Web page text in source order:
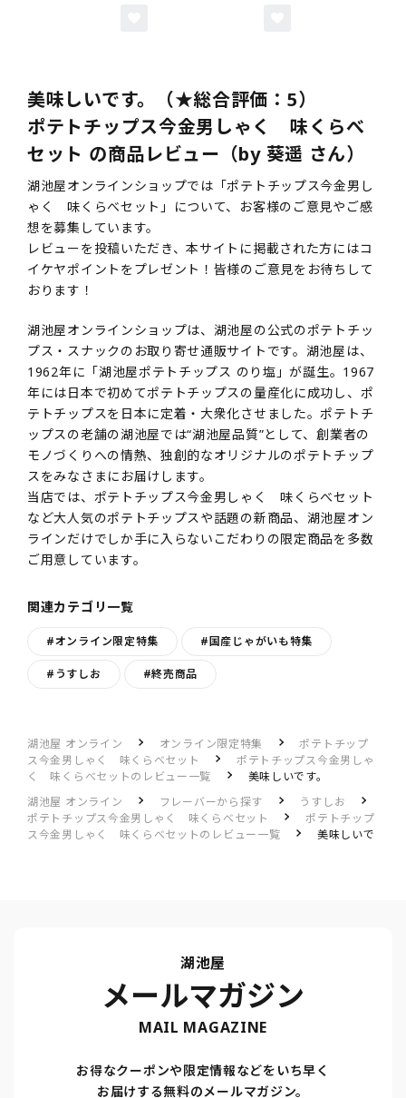
美味しいです。（★総合評価：5）
ポテトチップス今金男しゃく 味くらべ
セット の商品レビュー（by 葵遥 さん）
湖池屋オンラインショップでは「ポテトチップス今金男し
ゃく 味くらべセット」について、お客様のご意見やご感
想を募集しています。
レビューを投稿いただき、本サイトに掲載された方にはコ
イケヤポイントをプレゼント！皆様のご意見をお待ちして
おります！
湖池屋オンラインショップは、湖池屋の公式のポテトチッ
プス・スナックのお取り寄せ通販サイトです。湖池屋は、
1962年に「湖池屋ポテトチップス のり塩」が誕生。1967
年には日本で初めてポテトチップスの量産化に成功し、ポ
テトチップスを日本に定着・大衆化させました。ポテトチ
ップスの老舗の湖池屋では“湖池屋品質”として、創業者の
モノづくりへの情熱、独創的なオリジナルのポテトチップ
スをみなさまにお届けします。
当店では、ポテトチップス今金男しゃく 味くらべセット
など大人気のポテトチップスや話題の新商品、湖池屋オン
ラインだけでしか手に入らないこだわりの限定商品を多数
ご用意しています。
関連カテゴリ一覧
#オンライン限定特集 #国産じゃがいも特集
#うすしお #終売商品
湖池屋 オンライン オンライン限定特集
ポテトチップ
ス今金男しゃく 味くらべセット
ポテトチップス今金男しゃ
く 味くらべセットのレビュー一覧
美味しいです。
湖池屋 オンライン
フレーバーから探す
うすしお
ポテトチップス今金男しゃく 味くらべセット
ポテトチップ
ス今金男しゃく 味くらべセットのレビュー一覧
美味しいで
湖池屋
メールマガジン
MAIL MAGAZINE
お得なクーポンや限定情報などをいち早く
お届けする無料のメールマガジン。